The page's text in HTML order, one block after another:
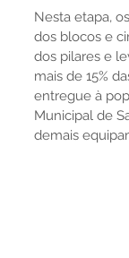
Nesta etapa,
dos blocos e
dos pilares e
mais de 15%
entregue à
Municipal de
demais